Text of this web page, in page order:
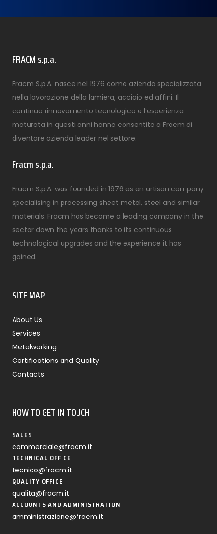
FRACM s.p.a.
Fracm S.p.A. nasce nel 1976 come azienda specializzata
nella lavorazione della lamiera, acciaio ed affini. Il
continuo rinnovamento tecnologico e l’esperienza
maturata in questi anni hanno consentito a Fracm di
diventare azienda leader nel settore.
Fracm s.p.a.
Fracm S.p.A. was founded in 1976 as an artisan company
specialising in processing sheet metal, steel and similar
materials. Fracm has become a leading company in the
sector down the years thanks to its continuous
technological upgrades and the experience it has
gained.
SITE MAP
About Us
Services
Metalworking
Certifications and Quality
Contacts
HOW TO GET IN TOUCH
SALES
commerciale@fracm.it
TECHNICAL OFFICE
tecnico@fracm.it
QUALITY OFFICE
qualita@fracm.it
ACCOUNTS AND ADMINISTRATION
amministrazione@fracm.it